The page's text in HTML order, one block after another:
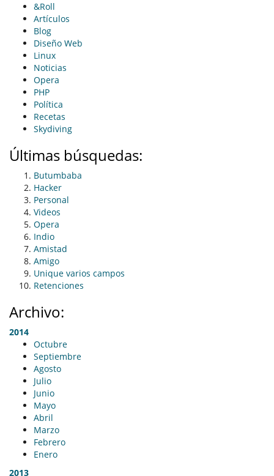
&Roll
Artículos
Blog
Diseño Web
Linux
Noticias
Opera
PHP
Política
Recetas
Skydiving
Últimas búsquedas:
Butumbaba
Hacker
Personal
Videos
Opera
Indio
Amistad
Amigo
Unique varios campos
Retenciones
Archivo:
2014
Octubre
Septiembre
Agosto
Julio
Junio
Mayo
Abril
Marzo
Febrero
Enero
2013